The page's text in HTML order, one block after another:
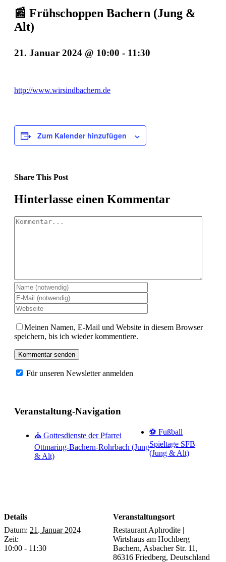
📰 Frühschoppen Bachern (Jung &
Alt)
21. Januar 2024 @ 10:00 - 11:30
http://www.wirsindbachern.de
Zum Kalender hinzufügen
Share This Post
Facebook
X
LinkedIn
Pinterest
Hinterlasse einen Kommentar
Kommentar
Meinen Namen, E-Mail und Website in diesem Browser
speichern, bis ich wieder kommentiere.
Für unseren Newsletter anmelden
Veranstaltung-Navigation
⛪ Gottesdienste der Pfarrei
Ottmaring-Bachern-Rohrbach (Jung
& Alt)
⚽ Fußball
Spieltage SFB
(Jung & Alt)
Details
Datum: 21. Januar 2024
Zeit:
10:00 - 11:30
Veranstaltungsort
Restaurant Aphrodite |
Wirtshaus am Hochberg
Bachern, Asbacher Str. 11,
86316 Friedberg, Deutschland